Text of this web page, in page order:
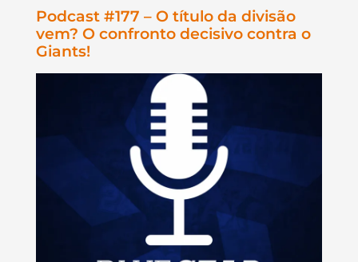
Podcast #177 – O título da divisão
vem? O confronto decisivo contra o
Giants!